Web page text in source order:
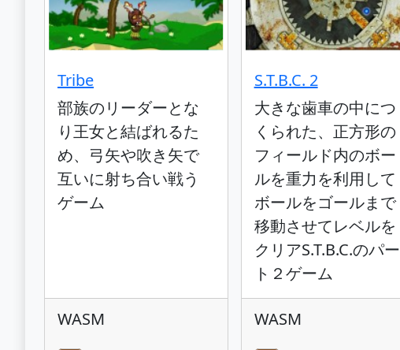
Tribe
部族のリーダーとな
り王女と結ばれるた
め、弓矢や吹き矢で
互いに射ち合い戦う
ゲーム
WASM
S.T.B.C. 2
大きな歯車の中につ
くられた、正方形の
フィールド内のボー
ルを重力を利用して
ボールをゴールまで
移動させてレベルを
クリアS.T.B.C.のパー
ト２ゲーム
WASM